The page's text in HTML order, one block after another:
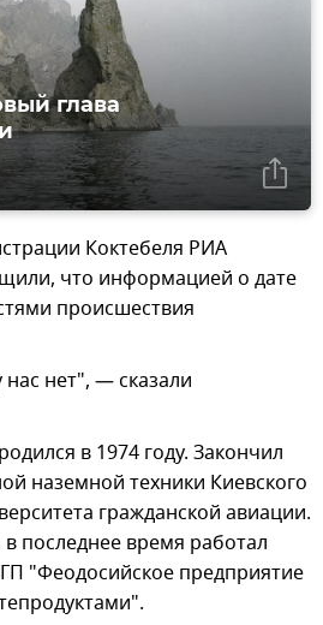
глава
Коктебеля РИА
что информацией о дате
происшествия
нет", — сказали
в 1974 году. Закончил
наземной техники Киевского
гражданской авиации.
в последнее время работал
"Феодосийское предприятие